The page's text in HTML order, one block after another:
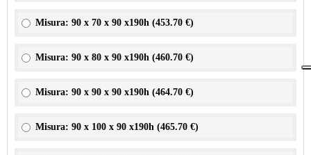
Misura: 90 x 70 x 90 x190h (453.70 €)
Misura: 90 x 80 x 90 x190h (460.70 €)
Misura: 90 x 90 x 90 x190h (464.70 €)
Misura: 90 x 100 x 90 x190h (465.70 €)